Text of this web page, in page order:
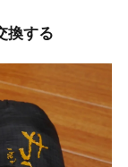
換する